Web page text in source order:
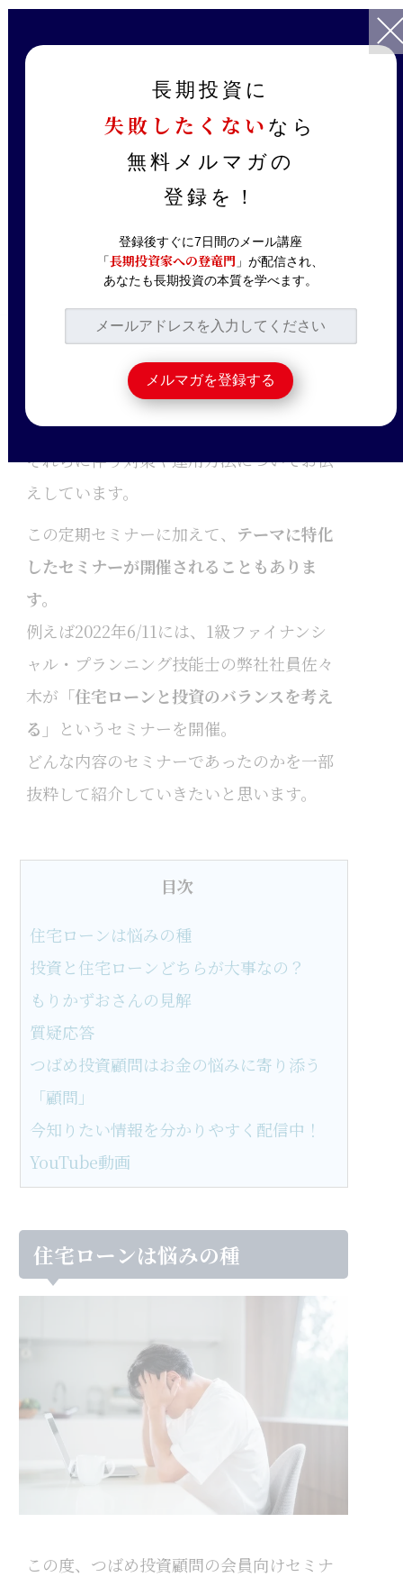
TOP
つばめ投資顧問の会員セミナーを一部ご紹介！テーマに特化したセ
会員サービス
つばめ投資顧問の会員
セミナーを一部ご紹
介！テーマに特化した
セミナーも
つばめ投資顧問では月に一回会員限定でオ
ンラインセミナーを開催しています。
セミナーでは相場状況や運用状況の報告、
それらに伴う対策や運用方法についてお伝
えしています。
この定期セミナーに加えて、 テーマに特化
したセミナーが開催されることもありま
す。
例えば2022年6/11には、1級ファイナンシ
ャル・プランニング技能士の弊社社員佐々
木が 「住宅ローンと投資のバランスを考え
る」
というセミナーを開催。
どんな内容のセミナーであったのかを一部
抜粋して紹介していきたいと思います。
目次
住宅ローンは悩みの種
投資と住宅ローンどちらが大事なの？
もりかずおさんの見解
質疑応答
つばめ投資顧問はお金の悩みに寄り添う
「顧問」
今知りたい情報を分かりやすく配信中！
YouTube動画
住宅ローンは悩みの種
この度、つばめ投資顧問の会員向けセミナ
長期投資に
失敗したくない なら
無料メルマガの
登録を！
登録後すぐに7日間のメール講座
「長期投資家への登竜門 」が配信され、
あなたも長期投資の本質を学べます。